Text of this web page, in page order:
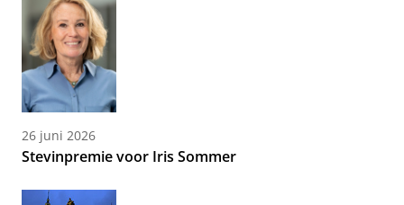
26 juni 2026
Stevinpremie voor Iris Sommer